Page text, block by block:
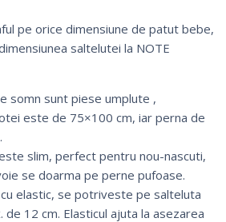
pe orice dimensiune de patut bebe,
saltelutei la NOTE
somn sunt piese umplute ,
este de 75×100 cm, iar perna de
slim, perfect pentru nou-nascuti,
se doarma pe perne pufoase.
elastic, se potriveste pe salteluta
12 cm. Elasticul ajuta la asezarea